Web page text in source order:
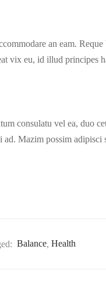
an eam.
vix eu, id illud principes
consulatu vel ea, duo
Mazim possim adipisci
Balance, Health